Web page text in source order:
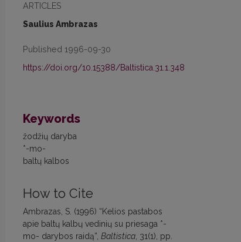
ARTICLES
Saulius Ambrazas
Published 1996-09-30
https://doi.org/10.15388/Baltistica.31.1.348
Keywords
žodžių daryba
*-mo-
baltų kalbos
How to Cite
Ambrazas, S. (1996) “Kelios pastabos
apie baltų kalbų vedinių su priesaga *-
mo- darybos raidą”, Baltistica, 31(1), pp.